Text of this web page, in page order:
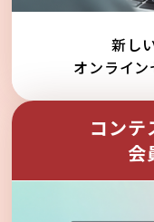
新し
オンライ
コンテ
会